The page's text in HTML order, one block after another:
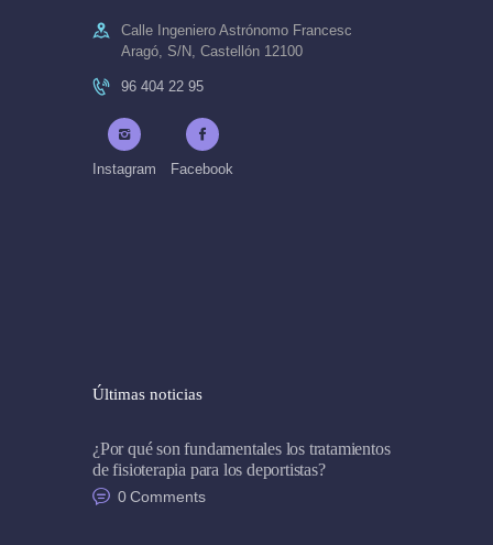
Calle Ingeniero Astrónomo Francesc
Aragó, S/N, Castellón 12100
96 404 22 95
Instagram Facebook
Últimas noticias
¿Por qué son fundamentales los tratamientos
de fisioterapia para los deportistas?
0 Comments